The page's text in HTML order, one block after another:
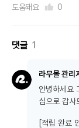
도움돼요 0
댓글 1
라무몰 관리
안녕하세요
심으로 감사
[적립 완료